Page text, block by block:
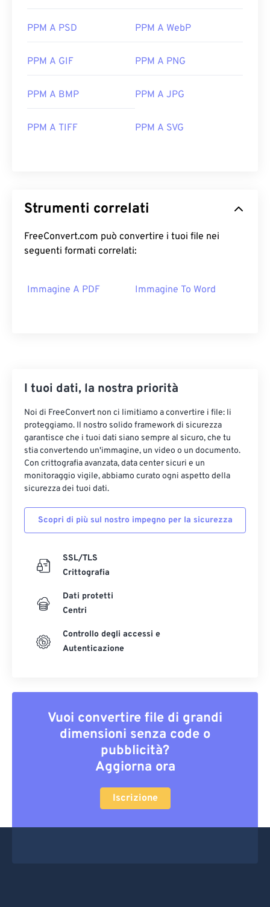
PPM A PSD PPM A WebP
PPM A GIF PPM A PNG
PPM A BMP PPM A JPG
PPM A TIFF PPM A SVG
Strumenti correlati
FreeConvert.com può convertire i tuoi file nei
seguenti formati correlati:
Immagine A PDF Immagine To Word
I tuoi dati, la nostra priorità
Noi di FreeConvert non ci limitiamo a convertire i file: li
proteggiamo. Il nostro solido framework di sicurezza
garantisce che i tuoi dati siano sempre al sicuro, che tu
stia convertendo un'immagine, un video o un documento.
Con crittografia avanzata, data center sicuri e un
monitoraggio vigile, abbiamo curato ogni aspetto della
sicurezza dei tuoi dati.
Scopri di più sul nostro impegno per la sicurezza
SSL/TLS
Crittografia
Dati protetti
Centri
Controllo degli accessi e
Autenticazione
Vuoi convertire file di grandi
dimensioni senza code o
pubblicità?
Aggiorna ora
Iscrizione